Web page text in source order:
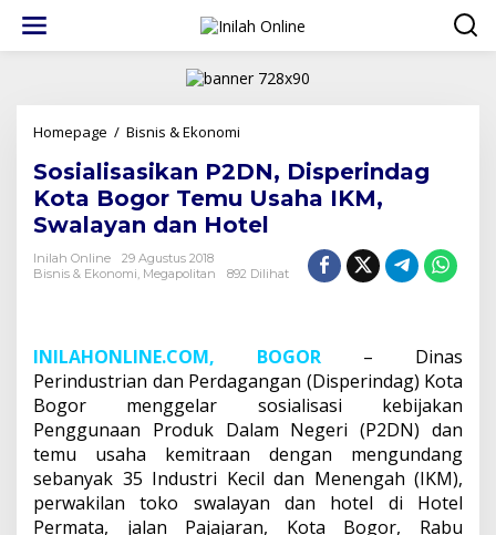
konten
Homepage / Bisnis & Ekonomi
Disperindag
Kota
Bogor
Temu
IKM,
Sosialisasikan P2DN, Disperindag
Kota Bogor Temu Usaha IKM,
Swalayan dan Hotel
Inilah Online
29 Agustus 2018
Bisnis & Ekonomi, Megapolitan 892 Dilihat
INILAHONLINE.COM, BOGOR – Dinas
Perindustrian dan Perdagangan (Disperindag) Kota
Bogor menggelar sosialisasi kebijakan
Penggunaan Produk Dalam Negeri (P2DN) dan
temu usaha kemitraan dengan mengundang
sebanyak 35 Industri Kecil dan Menengah (IKM),
perwakilan toko swalayan dan hotel di Hotel
Permata, jalan Pajajaran, Kota Bogor, Rabu